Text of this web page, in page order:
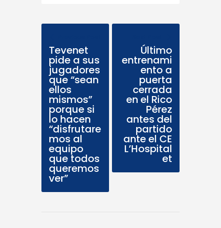
Tevenet
pide a sus
jugadores
que “sean
ellos
mismos”
porque si
lo hacen
“disfrutare
mos al
equipo
que todos
queremos
ver”
Último
entrenami
ento a
puerta
cerrada
en el Rico
Pérez
antes del
partido
ante el CE
L’Hospital
et